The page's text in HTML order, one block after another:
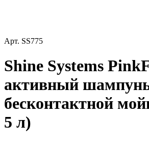
Арт. SS775
Shine Systems
активный
бесконтактной
5 л)